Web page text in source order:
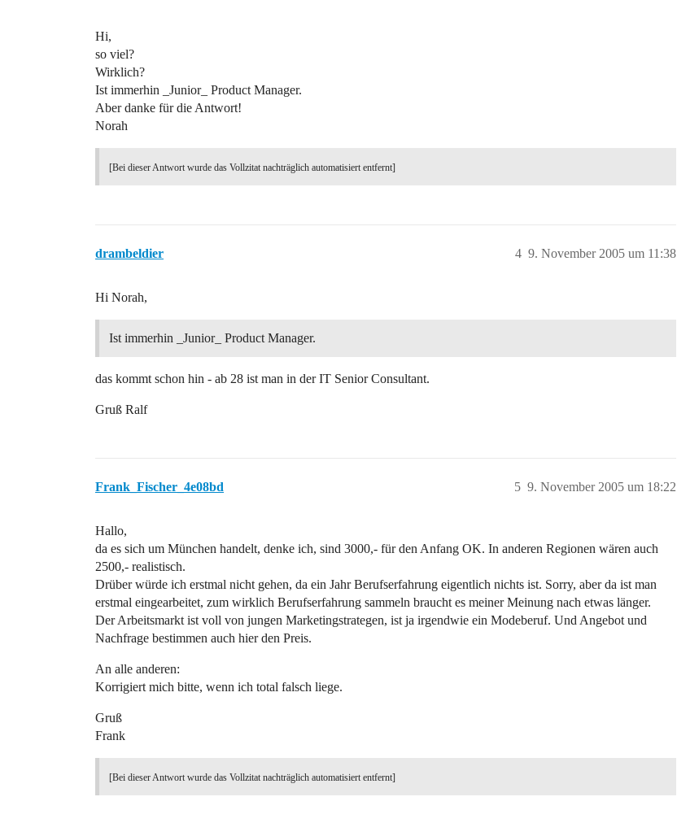
Hi,
so viel?
Wirklich?
Ist immerhin _Junior_ Product Manager.
Aber danke für die Antwort!
Norah
[Bei dieser Antwort wurde das Vollzitat nachträglich automatisiert entfernt]
drambeldier 9. November 2005 um 11:38
4
Hi Norah,
Ist immerhin _Junior_ Product Manager.
das kommt schon hin - ab 28 ist man in der IT Senior Consultant.
Gruß Ralf
Frank_Fischer_4e08bd 9. November 2005 um 18:22
5
Hallo,
da es sich um München handelt, denke ich, sind 3000,- für den Anfang OK. In anderen Regionen wären auch
2500,- realistisch.
Drüber würde ich erstmal nicht gehen, da ein Jahr Berufserfahrung eigentlich nichts ist. Sorry, aber da ist man
erstmal eingearbeitet, zum wirklich Berufserfahrung sammeln braucht es meiner Meinung nach etwas länger.
Der Arbeitsmarkt ist voll von jungen Marketingstrategen, ist ja irgendwie ein Modeberuf. Und Angebot und
Nachfrage bestimmen auch hier den Preis.
An alle anderen:
Korrigiert mich bitte, wenn ich total falsch liege.
Gruß
Frank
[Bei dieser Antwort wurde das Vollzitat nachträglich automatisiert entfernt]